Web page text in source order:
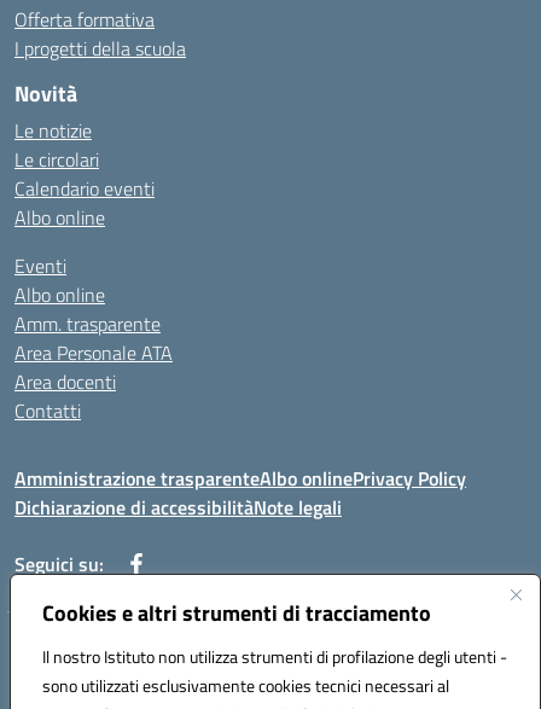
Cookies e altri strumenti di tracciamento
Il nostro Istituto non utilizza strumenti di profilazione degli utenti -
sono utilizzati esclusivamente cookies tecnici necessari al
Offerta formativa
I progetti della scuola
Novità
Le notizie
Le circolari
Calendario eventi
Albo online
Eventi
Albo online
Amm. trasparente
Area Personale ATA
Area docenti
Contatti
Amministrazione trasparenteAlbo onlinePrivacy Policy
Dichiarazione di accessibilitàNote legali
Seguici su:
Indirizzo: VIA BRECCIAME, 46 - 81024 MADDALONI (CE)
Mail: CEIC8AU001@istruzione.it - Pec: CEIC8AU001@pec.istruzione.it -
Telefono: 0823408721